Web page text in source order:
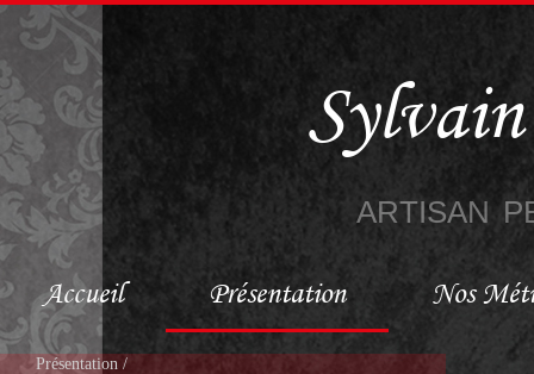
ARTISAN
Accueil Présentation Nos
Présentation /